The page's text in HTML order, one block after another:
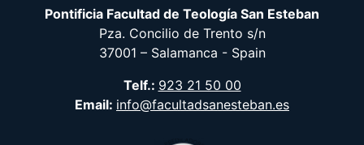
Pontificia Facultad de Teología San Esteban
Pza. Concilio de Trento s/n
37001 – Salamanca - Spain
Telf.: 923 21 50 00
Email: info@facultadsanesteban.es